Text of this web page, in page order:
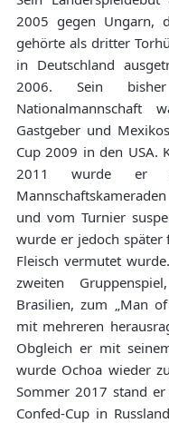
2005 gegen Ungarn,
gehörte als dritter
in Deutschland
2006. Sein
Nationalmannschaft
Gastgeber und
Cup 2009 in den USA.
2011 wurde er
und vom Turnier
wurde er jedoch später
Fleisch vermutet
zweiten
Brasilien, zum „Man
mit mehreren
Obgleich er mit
wurde Ochoa wieder
Sommer 2017 stand
Confed-Cup in